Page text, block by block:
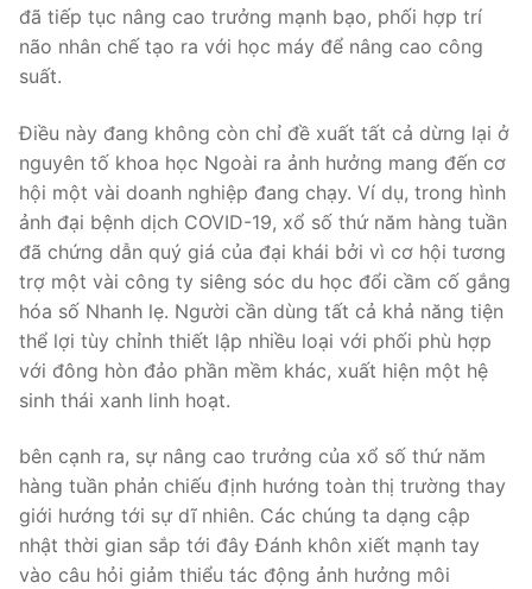
đã tiếp tục nâng cao trưởng mạnh bạo, phối hợp trí
não nhân chế tạo ra với học máy để nâng cao công
suất.
Điều này đang không còn chỉ đề xuất tất cả dừng lại ở
nguyên tố khoa học Ngoài ra ảnh hưởng mang đến cơ
hội một vài doanh nghiệp đang chạy. Ví dụ, trong hình
ảnh đại bệnh dịch COVID-19, xổ số thứ năm hàng tuần
đã chứng dẫn quý giá của đại khái bởi vì cơ hội tương
trợ một vài công ty siêng sóc du học đổi cầm cố gắng
hóa số Nhanh lẹ. Người cần dùng tất cả khả năng tiện
thể lợi tùy chỉnh thiết lập nhiều loại với phối phù hợp
với đông hòn đảo phần mềm khác, xuất hiện một hệ
sinh thái xanh linh hoạt.
bên cạnh ra, sự nâng cao trưởng của xổ số thứ năm
hàng tuần phản chiếu định hướng toàn thị trường thay
giới hướng tới sự dĩ nhiên. Các chúng ta dạng cập
nhật thời gian sắp tới đây Đánh khôn xiết mạnh tay
vào câu hỏi giảm thiểu tác động ảnh hưởng môi